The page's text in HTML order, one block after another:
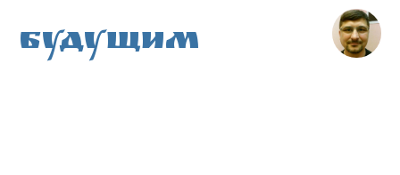
Будущим